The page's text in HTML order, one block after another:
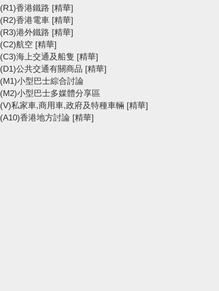
(R1)香港鐵路 [精華]
(R2)香港電車 [精華]
(R3)港外鐵路 [精華]
(C2)航空 [精華]
(C3)海上交通及船隻 [精華]
(D1)公共交通有關商品 [精華]
(M1)小型巴士綜合討論
(M2)小型巴士多媒體分享區
(V)私家車,商用車,政府及特種車輛 [精華]
(A10)香港地方討論 [精華]